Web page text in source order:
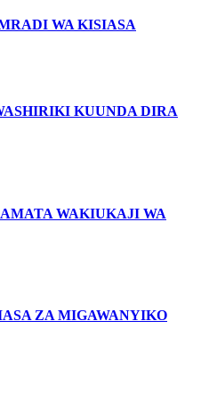
WA KISIASA
KUUNDA DIRA
WAKIUKAJI WA
ZA MIGAWANYIKO